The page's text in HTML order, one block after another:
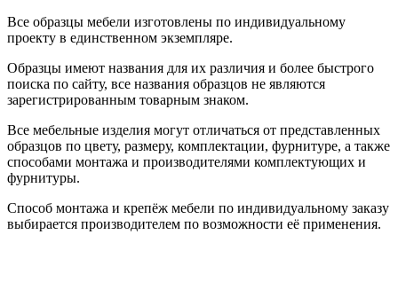
Все образцы мебели изготовлены по индивидуальному
проекту в единственном экземпляре.
Образцы имеют названия для их различия и более быстрого
поиска по сайту, все названия образцов не являются
зарегистрированным товарным знаком.
Все мебельные изделия могут отличаться от представленных
образцов по цвету, размеру, комплектации, фурнитуре, а также
способами монтажа и производителями комплектующих и
фурнитуры.
Способ монтажа и крепёж мебели по индивидуальному заказу
выбирается производителем по возможности её применения.